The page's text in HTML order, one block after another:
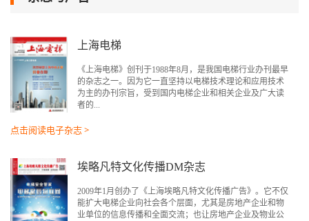
上海电梯
《上海电梯》创刊于1988年8月，是我国电梯行业办刊最早
的杂志之一。因为它一直坚持以电梯技术理论和应用技术
为主的办刊宗旨，受到国内电梯企业和相关企业及广大读
者的...
点击阅读电子杂志 >
埃略凡特文化传播DM杂志
2009年1月创办了《上海埃略凡特文化传播广告》。它不仅
能扩大电梯企业向社会各个层面，尤其是房地产企业和物
业单位的信息传播和全面交流；也让房地产企业及物业公